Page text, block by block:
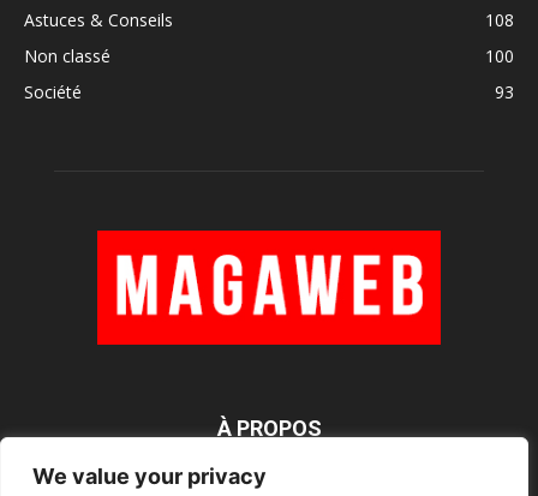
We value your privacy
Astuces & Conseils
108
Non classé
100
Société
93
À PROPOS